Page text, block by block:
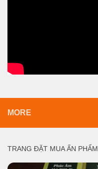
MORE
TRANG ĐẶT MUA ẤN PHẨM